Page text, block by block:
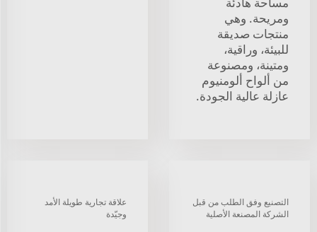
ومريحة. وهي
منتجات صديقة
للبيئة، وراقية،
ومتينة، ومصنوعة
من ألواح ألومنيوم
عازلة عالية الجودة.
التصنيع وفق الطلب من قبل
الشركة المصنعة الأصلية
علاقة تجارية طويلة الأمد
وجيّدة